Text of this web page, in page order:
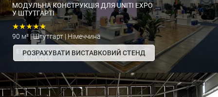
МОДУЛЬНА КОНСТРУКЦІЯ ДЛЯ UNITI EXPO
У ШТУТГАРТІ
★★★★★
90 м² | Штутгарт | Німеччина
РОЗРАХУВАТИ ВИСТАВКОВИЙ СТЕНД